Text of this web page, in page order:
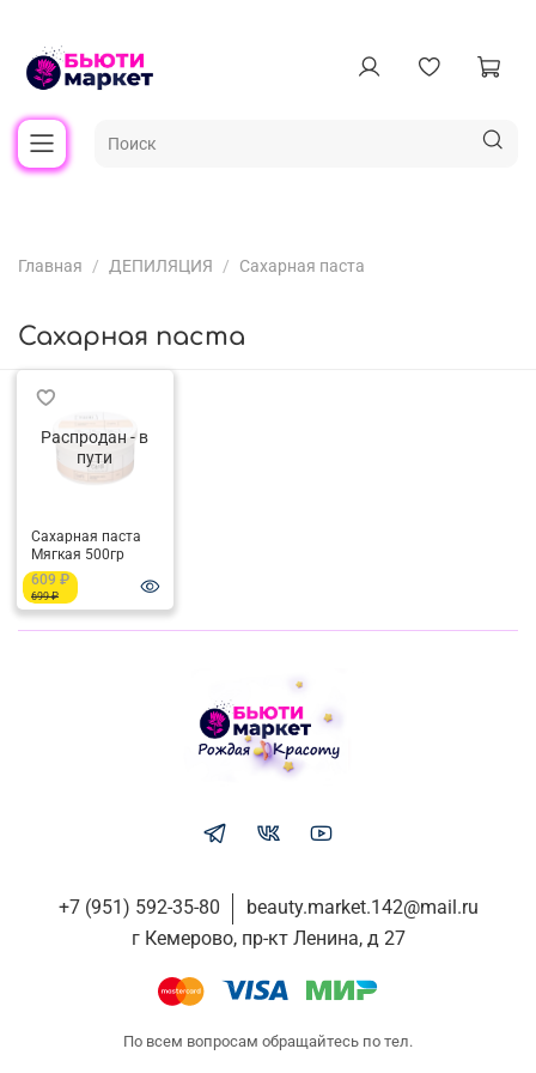
Главная ДЕПИЛЯЦИЯ Сахарная паста
Сахарная паста
Распродан - в
пути
Сахарная паста
Мягкая 500гр
609 ₽
699 ₽
+7 (951) 592-35-80
beauty.market.142@mail.ru
г Кемерово, пр-кт Ленина, д 27
По всем вопросам обращайтесь по тел.